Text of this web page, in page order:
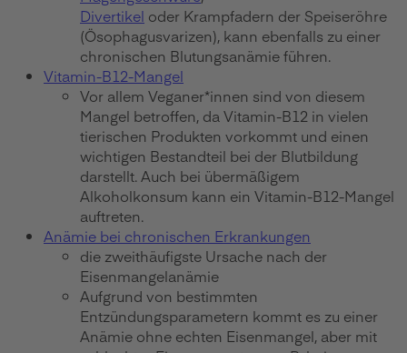
Divertikel oder Krampfadern der Speiseröhre
(Ösophagusvarizen), kann ebenfalls zu einer
chronischen Blutungsanämie führen.
Vitamin-B12-Mangel
Vor allem Veganer*innen sind von diesem
Mangel betroffen, da Vitamin-B12 in vielen
tierischen Produkten vorkommt und einen
wichtigen Bestandteil bei der Blutbildung
darstellt. Auch bei übermäßigem
Alkoholkonsum kann ein Vitamin-B12-Mangel
auftreten.
Anämie bei chronischen Erkrankungen
die zweithäufigste Ursache nach der
Eisenmangelanämie
Aufgrund von bestimmten
Entzündungsparametern kommt es zu einer
Anämie ohne echten Eisenmangel, aber mit